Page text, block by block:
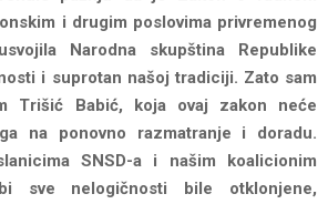
i drugim poslovima privremenog
Narodna skupština Republike
i suprotan našoj tradiciji. Zato sam
Trišić Babić, koja ovaj zakon neće
na ponovno razmatranje i doradu.
SNSD-a i našim koalicionim
sve nelogičnosti bile otklonjene,